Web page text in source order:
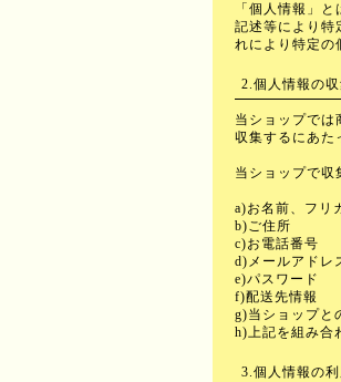
「個人情報」
記述等により特
れにより特定の
2.個人情報の
当ショップでは
収集するにあた
当ショップで収
a)お名前、フリ
b)ご住所
c)お電話番号
d)メールアドレ
e)パスワード
f)配送先情報
g)当ショップと
h)上記を組み合
3.個人情報の利